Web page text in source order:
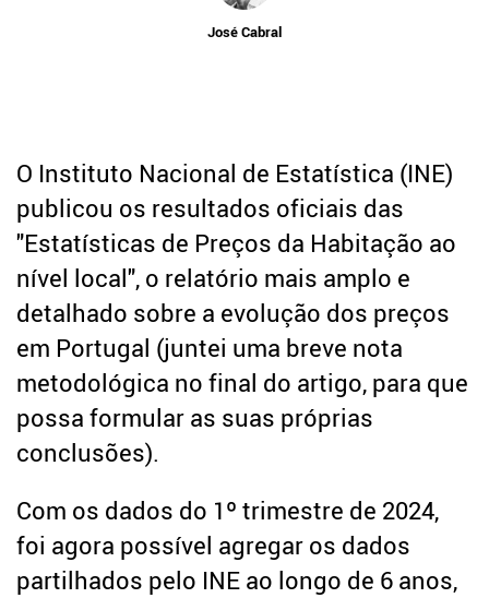
Economia
Arrendamento
Dicas úteis
Arquitetura
Entrevistas
Mediação Imobiliária
Impostos
Newsletter
Contactos
Sobre
José Cabral
O Instituto Nacional de Estatística (INE)
publicou os resultados oficiais das
"Estatísticas de Preços da Habitação ao
nível local", o relatório mais amplo e
detalhado sobre a evolução dos preços
em Portugal (juntei uma breve nota
metodológica no final do artigo, para que
possa formular as suas próprias
conclusões).
Com os dados do 1º trimestre de 2024,
foi agora possível agregar os dados
partilhados pelo INE ao longo de 6 anos,